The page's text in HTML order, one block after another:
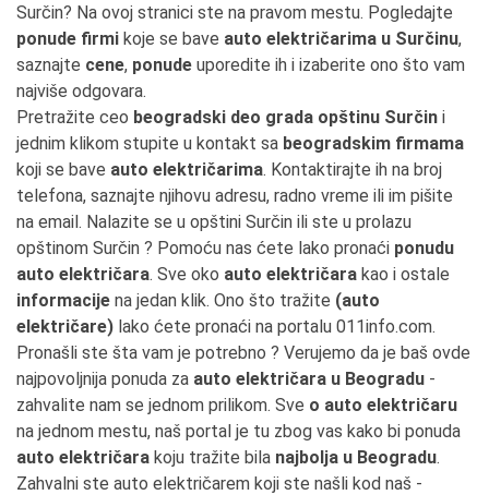
Surčin? Na ovoj stranici ste na pravom mestu. Pogledajte
ponude firmi koje se bave auto električarima u Surčinu,
saznajte cene, ponude uporedite ih i izaberite ono što vam
najviše odgovara.
Pretražite ceo beogradski deo grada opštinu Surčin i
jednim klikom stupite u kontakt sa beogradskim firmama
koji se bave auto električarima. Kontaktirajte ih na broj
telefona, saznajte njihovu adresu, radno vreme ili im pišite
na email. Nalazite se u opštini Surčin ili ste u prolazu
opštinom Surčin ? Pomoću nas ćete lako pronaći ponudu
auto električara. Sve oko auto električara kao i ostale
informacije na jedan klik. Ono što tražite (auto
električare) lako ćete pronaći na portalu 011info.com.
Pronašli ste šta vam je potrebno ? Verujemo da je baš ovde
najpovoljnija ponuda za auto električara u Beogradu -
zahvalite nam se jednom prilikom. Sve o auto električaru
na jednom mestu, naš portal je tu zbog vas kako bi ponuda
auto električara koju tražite bila najbolja u Beogradu.
Zahvalni ste auto električarem koji ste našli kod naš -